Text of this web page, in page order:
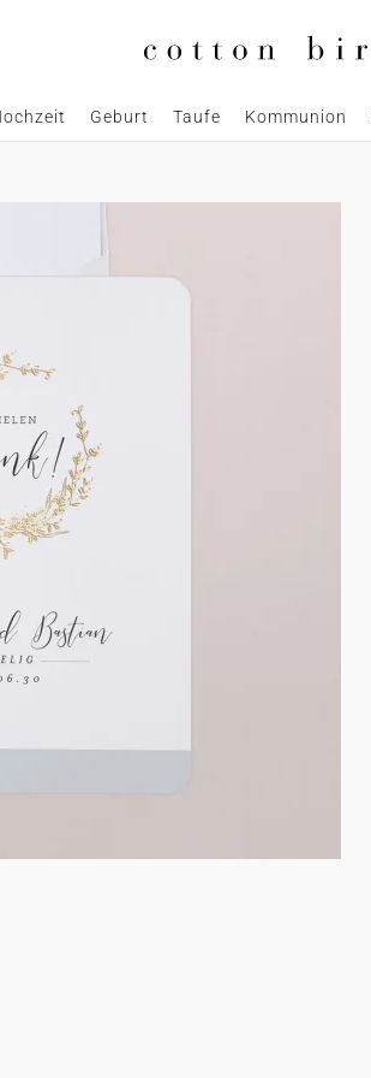
Geburt Taufe Kommunion